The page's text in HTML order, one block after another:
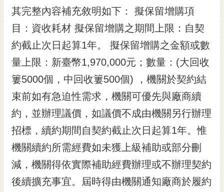
其完整內容補充敘明如下： 擬保留增購項
目：資收耗材 擬保留增購之期間上限：自契
約截止次日起算1年。 擬保留增購之金額或數
量上限：新臺幣1,970,000元；數量：(大回收
簍5000個，中回收簍500個) ，機關於契約結
束前如有急迫性需求，機關可優先與廠商續
約，並辦理議價，如議價不成由機關另行辦理
招標，續約期間自契約截止次日起算1年。惟
機關續約所需經費如未獲上級補助或部分刪
減，機關得依實際補助經費辦理或不辦理契約
後續擴充事宜。屆時得由機關通知廠商於履約